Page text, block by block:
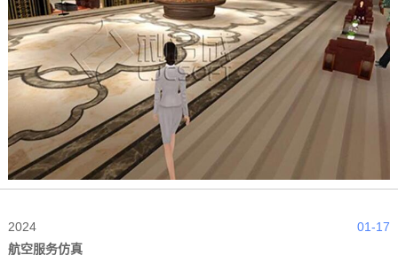
01-17
2024
航空服务仿真